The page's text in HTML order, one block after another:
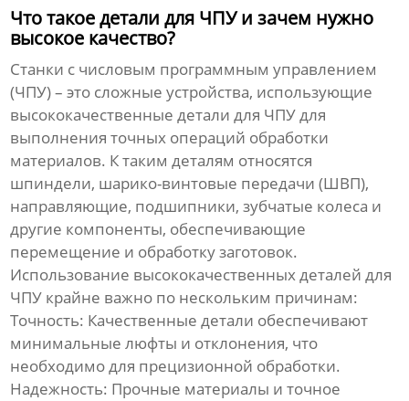
Что такое детали для ЧПУ и зачем нужно
высокое качество?
Станки с числовым программным управлением
(ЧПУ) – это сложные устройства, использующие
высококачественные детали для ЧПУдля
выполнения точных операций обработки
материалов. К таким деталям относятся
шпиндели, шарико-винтовые передачи (ШВП),
направляющие, подшипники, зубчатые колеса и
другие компоненты, обеспечивающие
перемещение и обработку заготовок.
Использование высококачественных деталей для
ЧПУ крайне важно по нескольким причинам:
Точность: Качественные детали обеспечивают
минимальные люфты и отклонения, что
необходимо для прецизионной обработки.
Надежность: Прочные материалы и точное